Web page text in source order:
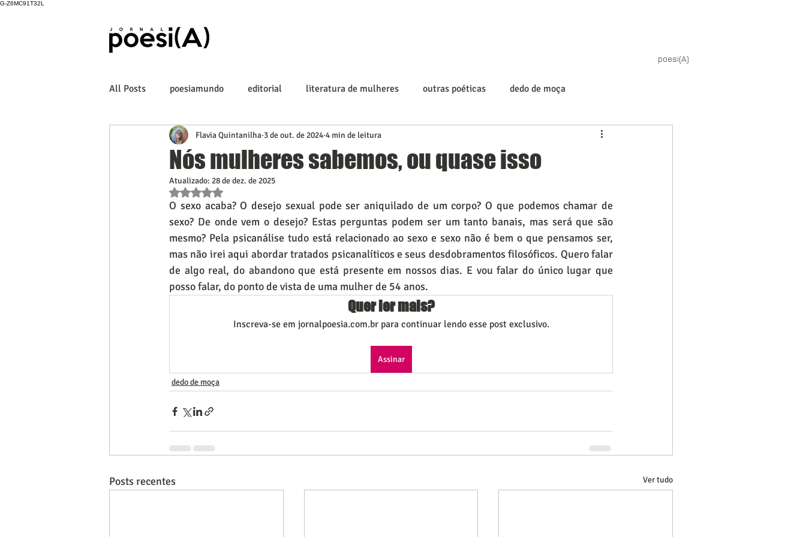
G-Z6MC91T32L
poesi(A)
All Posts poesiamundo editorial literatura de mulheres outras poéticas dedo de moça
Nós mulheres sabemos, ou quase isso
Flavia Quintanilha 3 de out. de 2024 4 min de leitura
Atualizado: 28 de dez. de 2025
Avaliado com NaN de 5 estrelas.
O sexo acaba? O desejo sexual pode ser aniquilado de um corpo? O que podemos chamar de
sexo? De onde vem o desejo? Estas perguntas podem ser um tanto banais, mas será que são
mesmo? Pela psicanálise tudo está relacionado ao sexo e sexo não é bem o que pensamos ser,
mas não irei aqui abordar tratados psicanalíticos e seus desdobramentos filosóficos. Quero falar
de algo real, do abandono que está presente em nossos dias. E vou falar do único lugar que
posso falar, do ponto de vista de uma mulher de 54 anos.
Quer ler mais?
Inscreva-se em jornalpoesia.com.br para continuar lendo esse post exclusivo.
Assinar
dedo de moça
Posts recentes Ver tudo